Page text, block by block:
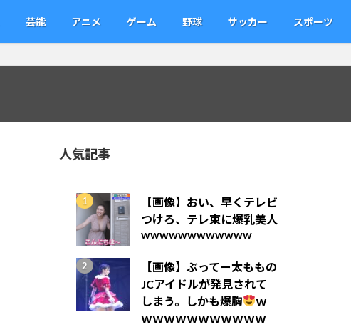
芸能 アニメ ゲーム 野球 サッカー スポーツ
人気記事
【画像】おい、早くテレビ
つけろ、テレ東に爆乳美人
wwwwwwwwwwww
【画像】ぶってー太ももの
JCアイドルが発見されて
しまう。しかも爆胸
ｗ
ｗｗｗｗｗｗｗｗｗｗｗ